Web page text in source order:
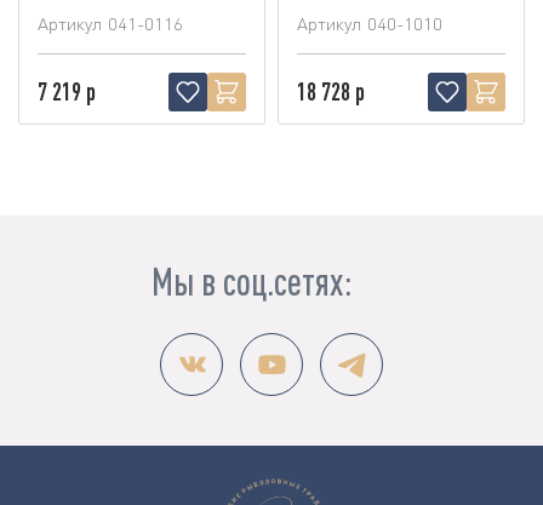
Артикул 041-0116
7 219 р
Артикул 040-1010
18 728 р
Мы в соц.сетях: